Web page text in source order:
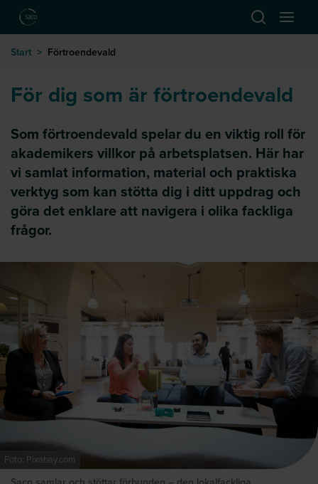
Hoppa till huvudinnehåll Öppna
Start > Förtroendevald
För dig som är förtroendevald
Som förtroendevald spelar du en viktig roll för
akademikers villkor på arbetsplatsen. Här har
vi samlat information, material och praktiska
verktyg som kan stötta dig i ditt uppdrag och
göra det enklare att navigera i olika fackliga
frågor.
Foto: Pixabay.com